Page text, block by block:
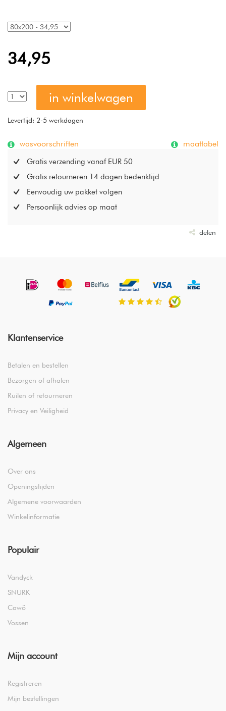
34,95
in winkelwagen
Levertijd: 2-5 werkdagen
wasvoorschriften maattabel
Gratis verzending vanaf EUR 50
Gratis retourneren 14 dagen bedenktijd
Eenvoudig uw pakket volgen
Persoonlijk advies op maat
delen
Klantenservice
Betalen en bestellen
Bezorgen of afhalen
Ruilen of retourneren
Privacy en Veiligheid
Algemeen
Over ons
Openingstijden
Algemene voorwaarden
Winkelinformatie
Populair
Vandyck
SNURK
Cawö
Vossen
Mijn account
Registreren
Mijn bestellingen